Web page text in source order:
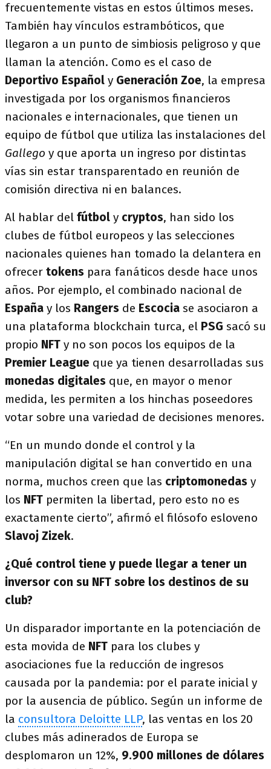
frecuentemente vistas en estos últimos meses.
También hay vínculos estrambóticos, que
llegaron a un punto de simbiosis peligroso y que
llaman la atención. Como es el caso de
Deportivo Español y Generación Zoe, la empresa
investigada por los organismos financieros
nacionales e internacionales, que tienen un
equipo de fútbol que utiliza las instalaciones del
Gallego y que aporta un ingreso por distintas
vías sin estar transparentado en reunión de
comisión directiva ni en balances.
Al hablar del fútbol y cryptos, han sido los
clubes de fútbol europeos y las selecciones
nacionales quienes han tomado la delantera en
ofrecer tokens para fanáticos desde hace unos
años. Por ejemplo, el combinado nacional de
España y los Rangers de Escocia se asociaron a
una plataforma blockchain turca, el PSG sacó su
propio NFT y no son pocos los equipos de la
Premier League que ya tienen desarrolladas sus
monedas digitales que, en mayor o menor
medida, les permiten a los hinchas poseedores
votar sobre una variedad de decisiones menores.
“En un mundo donde el control y la
manipulación digital se han convertido en una
norma, muchos creen que las criptomonedas y
los NFT permiten la libertad, pero esto no es
exactamente cierto”, afirmó el filósofo esloveno
Slavoj Zizek.
¿Qué control tiene y puede llegar a tener un
inversor con su NFT sobre los destinos de su
club?
Un disparador importante en la potenciación de
esta movida de NFT para los clubes y
asociaciones fue la reducción de ingresos
causada por la pandemia: por el parate inicial y
por la ausencia de público. Según un informe de
la consultora Deloitte LLP, las ventas en los 20
clubes más adinerados de Europa se
desplomaron un 12%, 9.900 millones de dólares